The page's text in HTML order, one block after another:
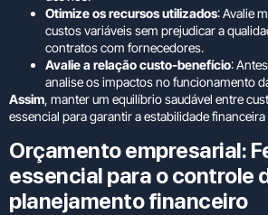
Otimize os recursos utilizados: Avalie
custos variáveis sem prejudicar a
contratos com fornecedores.
Avalie a relação custo-benefício:
analise os impactos no funcionamento
Assim, manter um equilíbrio saudável entre
essencial para garantir a estabilidade
Orçamento empresarial:
essencial para o controle
planejamento financeiro